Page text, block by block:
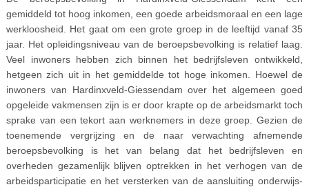
gemiddeld tot hoog inkomen, een goede arbeidsmoraal en een lage
werkloosheid. Het gaat om een grote groep in de leeftijd vanaf 35
jaar. Het opleidingsniveau van de beroepsbevolking is relatief laag.
Veel inwoners hebben zich binnen het bedrijfsleven ontwikkeld,
hetgeen zich uit in het gemiddelde tot hoge inkomen. Hoewel de
inwoners van Hardinxveld-Giessendam over het algemeen goed
opgeleide vakmensen zijn is er door krapte op de arbeidsmarkt toch
sprake van een tekort aan werknemers in deze groep. Gezien de
toenemende vergrijzing en de naar verwachting afnemende
beroepsbevolking is het van belang dat het bedrijfsleven en
overheden gezamenlijk blijven optrekken in het verhogen van de
arbeidsparticipatie en het versterken van de aansluiting onderwijs-